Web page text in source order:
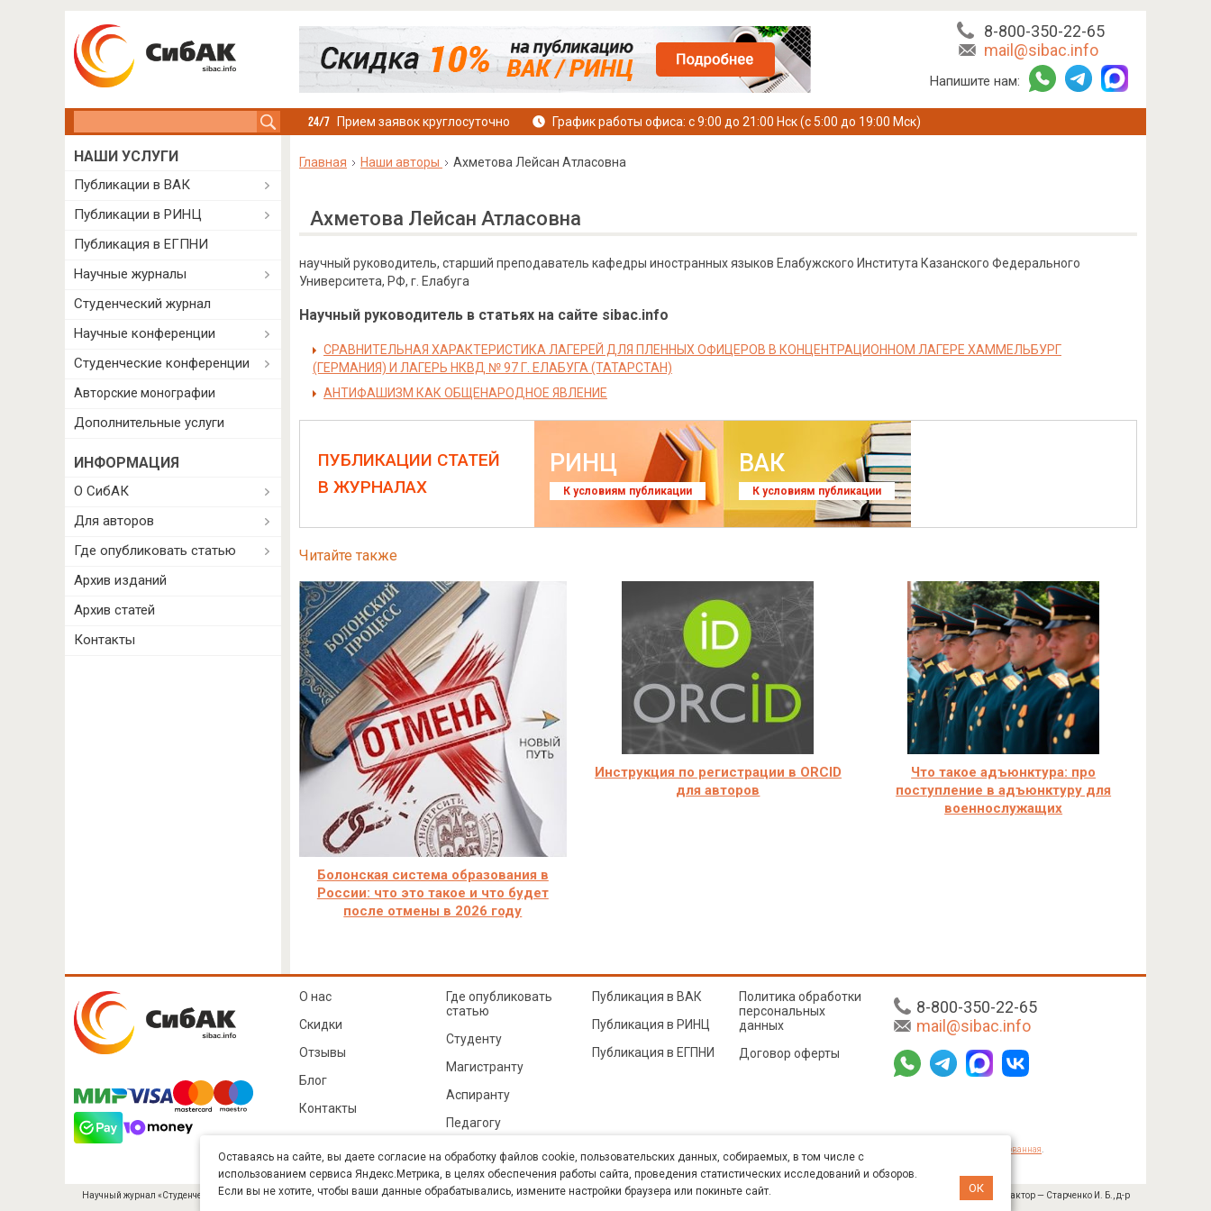
8-800-350-22-65
mail@sibac.info
Напишите нам:
Прием заявок круглосуточно График работы офиса: с 9:00 до 21:00 Нск (с 5:00 до 19:00 Мск)
Главная Наши авторы Ахметова Лейсан Атласовна
Ахметова Лейсан Атласовна
научный руководитель, старший преподаватель кафедры иностранных языков Елабужского Института Казанского Федерального
Университета, РФ, г. Елабуга
Научный руководитель в статьях на сайте sibac.info
СРАВНИТЕЛЬНАЯ ХАРАКТЕРИСТИКА ЛАГЕРЕЙ ДЛЯ ПЛЕННЫХ ОФИЦЕРОВ В КОНЦЕНТРАЦИОННОМ ЛАГЕРЕ ХАММЕЛЬБУРГ
(ГЕРМАНИЯ) И ЛАГЕРЬ НКВД № 97 Г. ЕЛАБУГА (ТАТАРСТАН)
АНТИФАШИЗМ КАК ОБЩЕНАРОДНОЕ ЯВЛЕНИЕ
ПУБЛИКАЦИИ СТАТЕЙ
В ЖУРНАЛАХ
РИНЦ
К условиям публикации
ВАК
К условиям публикации
Читайте также
Болонская система образования в
России: что это такое и что будет
после отмены в 2026 году
Инструкция по регистрации в ORCID
для авторов
Что такое адъюнктура: про
поступление в адъюнктуру для
военнослужащих
НАШИ УСЛУГИ
Публикации в ВАК
Публикации в РИНЦ
Публикация в ЕГПНИ
Научные журналы
Студенческий журнал
Научные конференции
Студенческие конференции
Авторские монографии
Дополнительные услуги
ИНФОРМАЦИЯ
О СибАК
Для авторов
Где опубликовать статью
Архив изданий
Архив статей
Контакты
8-800-350-22-65
mail@sibac.info
О нас
Скидки
Отзывы
Блог
Контакты
Где опубликовать
статью
Студенту
Магистранту
Аспиранту
Педагогу
Публикация в ВАК
Публикация в РИНЦ
Публикация в ЕГПНИ
Политика обработки
персональных
данных
Договор оферты
© Sibac.info 2026. Все права защищены. лицензии Creative Commons «Attribution» («Атрибуция») 4.0 Непортированная.
Карта сайта
Научный журнал «Студенческий» (ISSN 2541-9412). Издатель — ООО «СибАК» (ИНН 5402054157). Размещается в Научной электронной библиотеке eLIBRARY.RU (договор № 445-11/2019 от 05.11.2019). Главный редактор — Старченко И. Б., д-р
Оставаясь на сайте, вы даете согласие на обработку файлов cookie, пользовательских данных, собираемых, в том числе с
использованием сервиса Яндекс.Метрика, в целях обеспечения работы сайта, проведения статистических исследований и обзоров.
Если вы не хотите, чтобы ваши данные обрабатывались, измените настройки браузера или покиньте сайт.
ОК